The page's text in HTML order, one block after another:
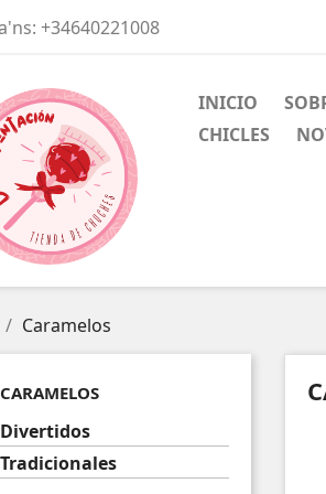
+34640221008
INICIO
CHICLES
Caramelos
CARAMELOS
Divertidos
Tradicionales